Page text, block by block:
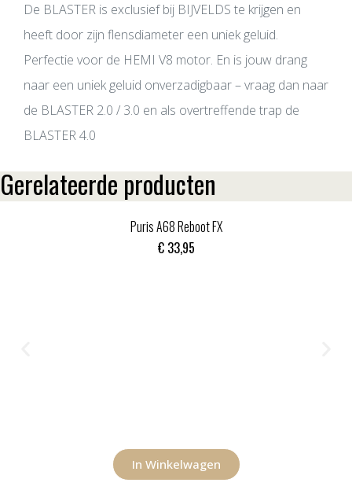
De BLASTER is exclusief bij BIJVELDS te krijgen en
heeft door zijn flensdiameter een uniek geluid.
Perfectie voor de HEMI V8 motor. En is jouw drang
naar een uniek geluid onverzadigbaar – vraag dan naar
de BLASTER 2.0 / 3.0 en als overtreffende trap de
BLASTER 4.0
Gerelateerde producten
Puris A68 Reboot FX
€33,95
In Winkelwagen